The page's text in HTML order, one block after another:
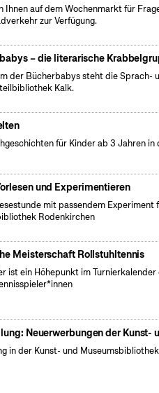
Ihnen auf dem Wochenmarkt für
zur Verfügung.
– die literarische
der Bücherbabys steht die Sprach-
Kalk.
für Kinder ab 3 Jahren
und Experimentieren
mit passendem
Rodenkirchen
Meisterschaft Rollstuhltennis
ist ein Höhepunkt im
Neuerwerbungen der Kunst-
in der Kunst- und